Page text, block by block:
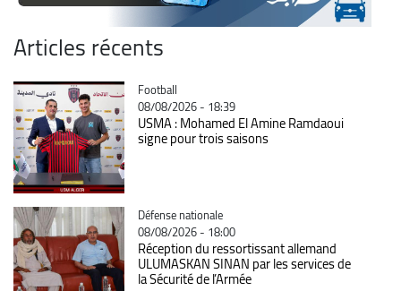
Articles récents
Catégorie
Football
08/08/2026 - 18:39
USMA : Mohamed El Amine Ramdaoui
signe pour trois saisons
Catégorie
Défense nationale
08/08/2026 - 18:00
Réception du ressortissant allemand
ULUMASKAN SINAN par les services de
la Sécurité de l’Armée